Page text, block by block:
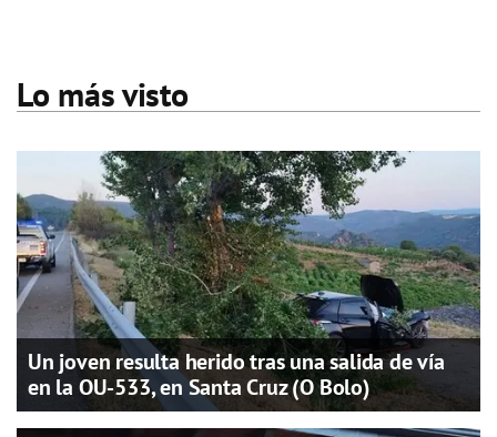
Lo más visto
Un joven resulta herido tras una salida de vía
en la OU-533, en Santa Cruz (O Bolo)